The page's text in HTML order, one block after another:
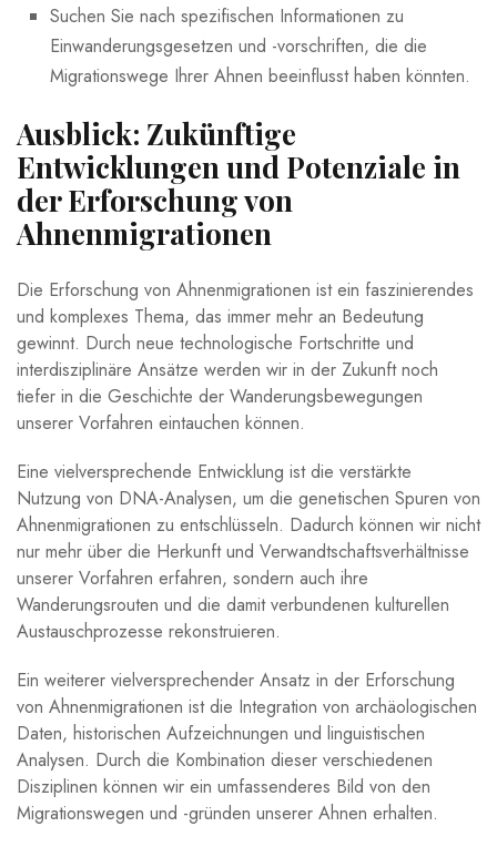
Suchen Sie nach ⁤spezifischen⁣ Informationen​ zu
⁣Einwanderungsgesetzen und -vorschriften,⁤ die die
⁢Migrationswege‌ Ihrer Ahnen ‌beeinflusst ‌haben könnten.
Ausblick:⁢ Zukünftige
⁣Entwicklungen und Potenziale in
der Erforschung⁣ von⁤
Ahnenmigrationen
Die Erforschung von Ahnenmigrationen ist ein faszinierendes
und komplexes Thema, das immer mehr an Bedeutung
gewinnt. Durch neue technologische Fortschritte und
interdisziplinäre Ansätze​ werden wir in der Zukunft⁤ noch
tiefer in die ⁤Geschichte der ‌Wanderungsbewegungen
unserer Vorfahren eintauchen‍ können.
Eine ⁤vielversprechende ⁣Entwicklung⁢ ist die verstärkte
Nutzung von DNA-Analysen,‌ um⁣ die genetischen Spuren ⁣von
Ahnenmigrationen zu entschlüsseln. Dadurch⁤ können wir ​nicht
nur mehr über die Herkunft ⁤und Verwandtschaftsverhältnisse
unserer ⁤Vorfahren erfahren, sondern auch⁤ ihre
Wanderungsrouten und die damit verbundenen kulturellen
Austauschprozesse rekonstruieren.
Ein weiterer vielversprechender Ansatz in der Erforschung‌
von Ahnenmigrationen ist die Integration von archäologischen
Daten, historischen Aufzeichnungen und​ linguistischen
Analysen.‍ Durch⁤ die Kombination⁢ dieser verschiedenen⁤
Disziplinen ⁤können ⁣wir ein umfassenderes Bild von den
⁤Migrationswegen und -gründen ⁤unserer Ahnen erhalten.